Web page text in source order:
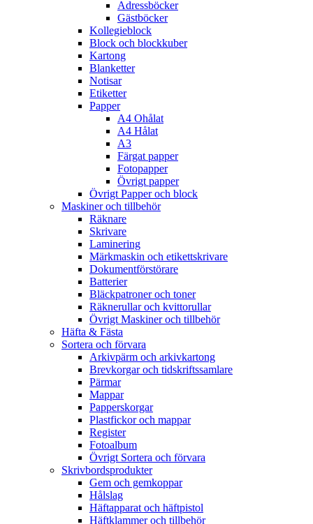
Adressböcker
Gästböcker
Kollegieblock
Block och blockkuber
Kartong
Blanketter
Notisar
Etiketter
Papper
A4 Ohålat
A4 Hålat
A3
Färgat papper
Fotopapper
Övrigt papper
Övrigt Papper och block
Maskiner och tillbehör
Räknare
Skrivare
Laminering
Märkmaskin och etikettskrivare
Dokumentförstörare
Batterier
Bläckpatroner och toner
Räknerullar och kvittorullar
Övrigt Maskiner och tillbehör
Häfta & Fästa
Sortera och förvara
Arkivpärm och arkivkartong
Brevkorgar och tidskriftssamlare
Pärmar
Mappar
Papperskorgar
Plastfickor och mappar
Register
Fotoalbum
Övrigt Sortera och förvara
Skrivbordsprodukter
Gem och gemkoppar
Hålslag
Häftapparat och häftpistol
Häftklammer och tillbehör